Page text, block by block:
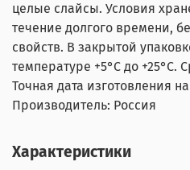
целые слайсы. Условия
течение долгого времени,
свойств. В закрытой
температуре +5°C до +25°C.
Точная дата изготовления
Производитель: Россия
Характеристики